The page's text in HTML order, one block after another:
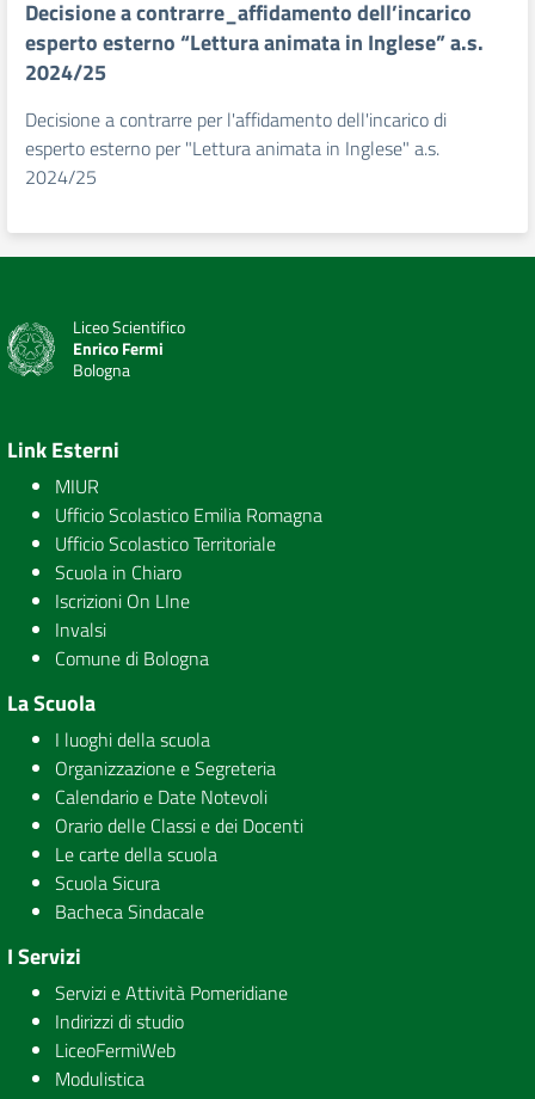
Decisione a contrarre_affidamento dell’incarico
esperto esterno “Lettura animata in Inglese” a.s.
2024/25
Decisione a contrarre per l'affidamento dell'incarico di
esperto esterno per "Lettura animata in Inglese" a.s.
2024/25
Liceo Scientifico
Enrico Fermi
Bologna
Link Esterni
MIUR
Ufficio Scolastico Emilia Romagna
Ufficio Scolastico Territoriale
Scuola in Chiaro
Iscrizioni On LIne
Invalsi
Comune di Bologna
La Scuola
I luoghi della scuola
Organizzazione e Segreteria
Calendario e Date Notevoli
Orario delle Classi e dei Docenti
Le carte della scuola
Scuola Sicura
Bacheca Sindacale
I Servizi
Servizi e Attività Pomeridiane
Indirizzi di studio
LiceoFermiWeb
Modulistica